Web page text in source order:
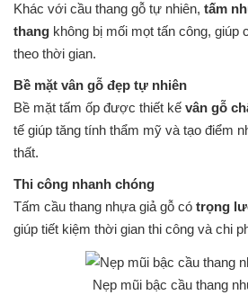
Khác với cầu thang gỗ tự nhiên, tấm
thang không bị mối mọt tấn công, giúp
theo thời gian.
Bề mặt vân gỗ đẹp tự nhiên
Bề mặt tấm ốp được thiết kế vân gỗ
tế giúp tăng tính thẩm mỹ và tạo điểm
thất.
Thi công nhanh chóng
Tấm cầu thang nhựa giả gỗ có trọng
giúp tiết kiệm thời gian thi công và chi
Nẹp mũi bậc cầu thang